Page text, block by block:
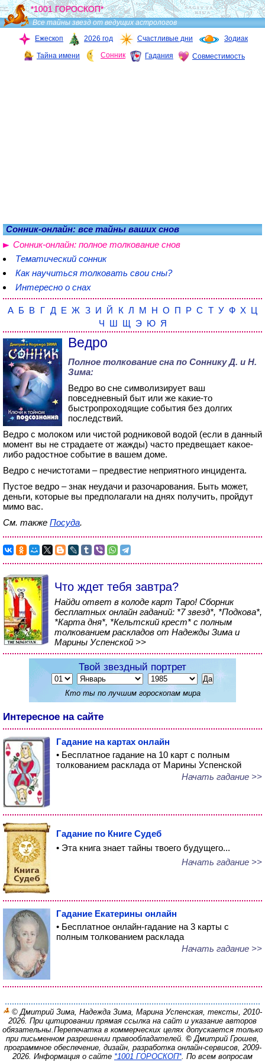
*1001 ГОРОСКОП*
Все тайны звезд от ведущих астрологов
Ежескоп
2026 год Счастливые дни Зодиак
Тайна имени Сонник Гадания Совместимость
Сонник-онлайн: все тайны ваших снов
Сонник-онлайн: полное толкование снов
Тематический сонник
Как научиться толковать свои сны?
Интересно о снах
А Б В Г Д Е Ж З И Й К Л М Н О П Р С Т У Ф Х Ц
Ч Ш Щ Э Ю Я
Ведро
Полное толкование сна по Соннику Д. и Н.
Зима:
Ведро во сне символизирует ваш
повседневный быт или же какие-то
быстропроходящие события без долгих
последствий.
Ведро с молоком или чистой родниковой водой (если в данный
момент вы не страдаете от жажды) часто предвещает какое-
либо радостное событие в вашем доме.
Ведро с нечистотами – предвестие неприятного инцидента.
Пустое ведро – знак неудачи и разочарования. Быть может,
деньги, которые вы предполагали на днях получить, пройдут
мимо вас.
См. также Посуда.
Что ждет тебя завтра?
Найди ответ в колоде карт Таро! Сборник
бесплатных онлайн гаданий: *7 звезд*, *Подкова*,
*Карта дня*, *Кельтский крест* с полным
толкованием раскладов от Надежды Зима и
Марины Успенской >>
Твой звездный портрет
Кто ты по лучшим гороскопам мира
Интересное на сайте
Гадание на картах онлайн
• Бесплатное гадание на 10 карт с полным
толкованием расклада от Марины Успенской
Начать гадание >>
Гадание по Книге Судеб
• Эта книга знает тайны твоего будущего...
Начать гадание >>
Гадание Екатерины онлайн
• Бесплатное онлайн-гадание на 3 карты с
полным толкованием расклада
Начать гадание >>
© Дмитрий Зима, Надежда Зима, Марина Успенская, тексты, 2010-
2026. При цитировании прямая ссылка на сайт и указание авторов
обязательны.Перепечатка в коммерческих целях допускается только
при письменном разрешении правообладателей. © Дмитрий Грошев,
программное обеспечение, дизайн, разработка онлайн-сервисов, 2009-
2026. Информация о сайте *1001 ГОРОСКОП*. По всем вопросам